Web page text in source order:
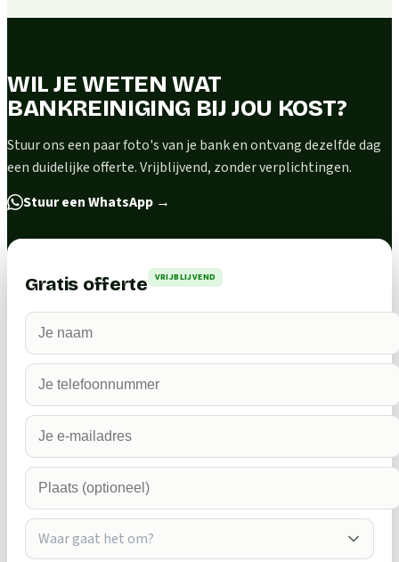
WIL JE WETEN WAT
BANKREINIGING BIJ JOU KOST?
Stuur ons een paar foto's van je bank en ontvang dezelfde dag
een duidelijke offerte. Vrijblijvend, zonder verplichtingen.
Stuur een WhatsApp →
Gratis offerte VRIJBLIJVEND
Waar gaat het om?